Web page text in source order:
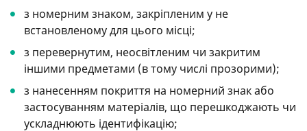
з номерним знаком, закріпленим у не
встановленому для цього місці;
з перевернутим, неосвітленим чи закритим
іншими предметами (в тому числі прозорими);
з нанесенням покриття на номерний знак або
застосуванням матеріалів, що перешкоджають чи
ускладнюють ідентифікацію;